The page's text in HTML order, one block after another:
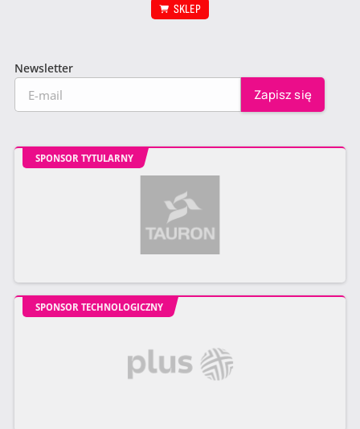
SKLEP
Newsletter
SPONSOR TYTULARNY
SPONSOR TECHNOLOGICZNY